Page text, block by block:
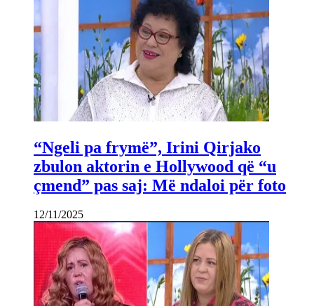
“Ngeli pa frymë”, Irini Qirjako
zbulon aktorin e Hollywood që “u
çmend” pas saj: Më ndaloi për foto
12/11/2025